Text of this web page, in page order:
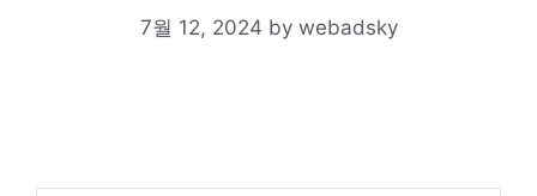
7월 12, 2024 by webadsky